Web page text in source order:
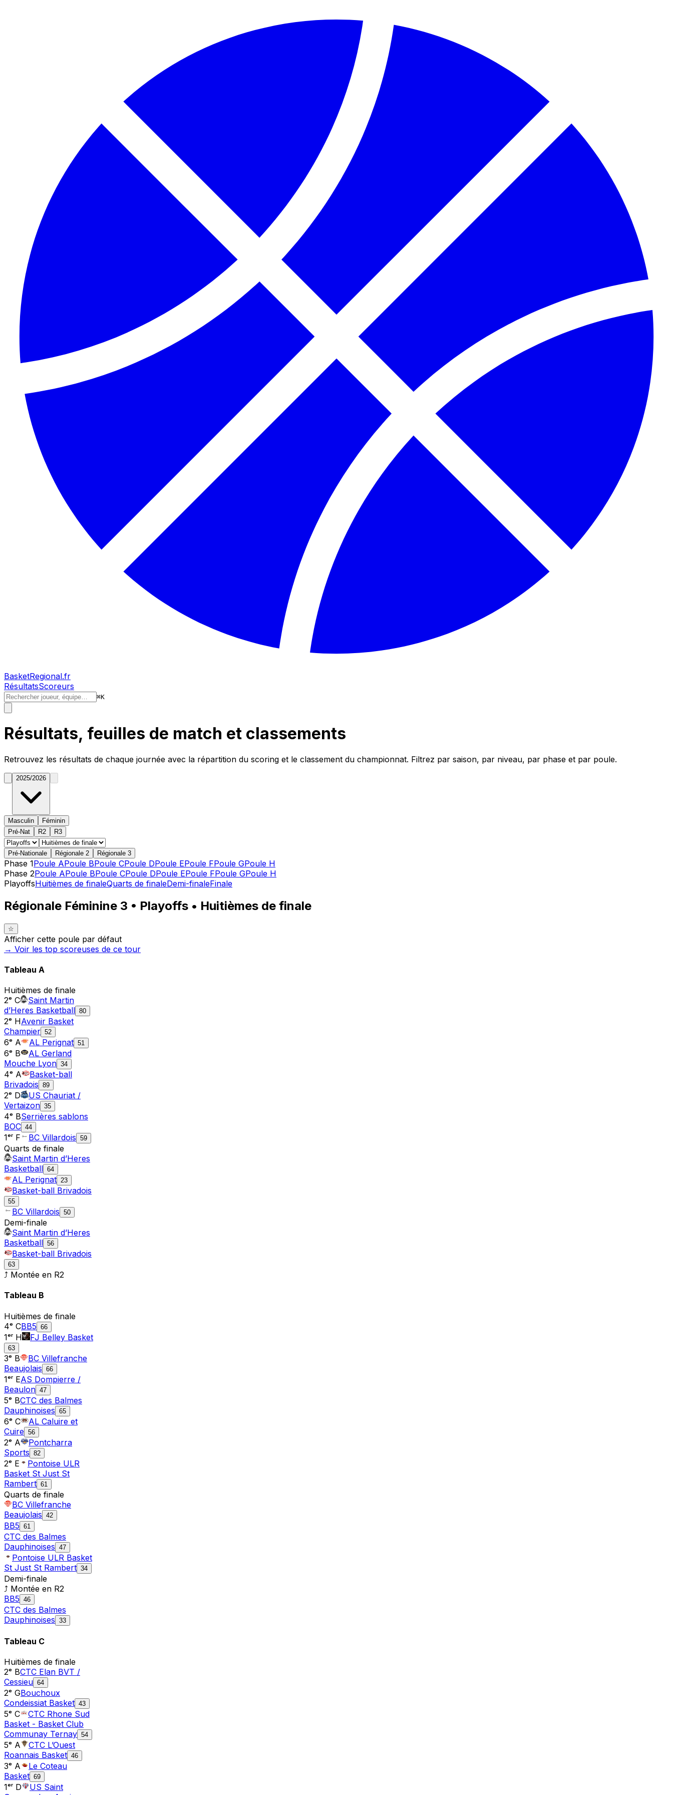
BasketRegional.fr
RésultatsScoreurs
⌘K
Résultats, feuilles de match et classements
Retrouvez les résultats de chaque journée avec la répartition du scoring et le classement du championnat. Filtrez par saison, par niveau, par phase et par poule.
2025/2026
Masculin
Féminin
Pré-Nat
R2 R3
Pré-Nationale Régionale 2 Régionale 3
Phase 1Poule APoule BPoule CPoule DPoule EPoule FPoule GPoule H
Phase 2Poule APoule BPoule CPoule DPoule EPoule FPoule GPoule H
PlayoffsHuitièmes de finaleQuarts de finaleDemi-finaleFinale
Régionale Féminine 3 • Playoffs • Huitièmes de finale
☆
Afficher cette poule par défaut
→ Voir les top scoreuses de ce tour
Tableau A
Huitièmes de finale
2ᵉ C
Saint Martin
d’Heres Basketball 80
2ᵉ HAvenir Basket
Champier 52
6ᵉ A AL Perignat 51
6ᵉ B
AL Gerland
Mouche Lyon 34
4ᵉ A
Basket-ball
Brivadois 89
2ᵉ D
US Chauriat /
Vertaizon 35
4ᵉ BSerrières sablons
BOC 44
1ᵉʳ F BC Villardois 59
Quarts de finale
Saint Martin d’Heres
Basketball 64
AL Perignat 23
Basket-ball Brivadois
55
BC Villardois 50
Demi-finale
Saint Martin d’Heres
Basketball 56
Basket-ball Brivadois
63
⤴ Montée en R2
Tableau B
Huitièmes de finale
4ᵉ CBB5 66
1ᵉʳ H FJ Belley Basket
63
3ᵉ B
BC Villefranche
Beaujolais 66
1ᵉʳ EAS Dompierre /
Beaulon 47
5ᵉ BCTC des Balmes
Dauphinoises 65
6ᵉ C
AL Caluire et
Cuire 56
2ᵉ A
Pontcharra
Sports 82
2ᵉ E
Pontoise ULR
Basket St Just St
Rambert 61
Quarts de finale
BC Villefranche
Beaujolais 42
BB5 61
CTC des Balmes
Dauphinoises 47
Pontoise ULR Basket
St Just St Rambert 34
Demi-finale
⤴ Montée en R2
BB5 46
CTC des Balmes
Dauphinoises 33
Tableau C
Huitièmes de finale
2ᵉ BCTC Elan BVT /
Cessieu 64
2ᵉ GBouchoux
Condeissiat Basket 43
5ᵉ C
CTC Rhone Sud
Basket - Basket Club
Communay Ternay 54
5ᵉ A
CTC L’Ouest
Roannais Basket 46
3ᵉ A
Le Coteau
Basket 69
1ᵉʳ D
US Saint